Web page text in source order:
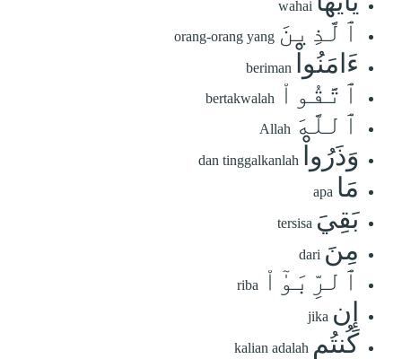
wahai
ٱلَّذِينَ orang-orang yang
ءَامَنُواْ beriman
ٱتَّقُواْ bertakwalah
ٱللَّهَ Allah
وَذَرُواْ dan tinggalkanlah
مَا apa
بَقِيَ tersisa
مِنَ dari
ٱلرِّبَوٰٓاْ riba
إِن jika
كُنتُم kalian adalah